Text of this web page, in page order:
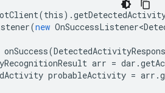
(this).
(new
onSuccess(
arr = dar .
probableActivity = arr .